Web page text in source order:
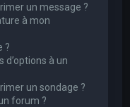
un message ?
à mon
?
d’options à un
un sondage ?
forum ?